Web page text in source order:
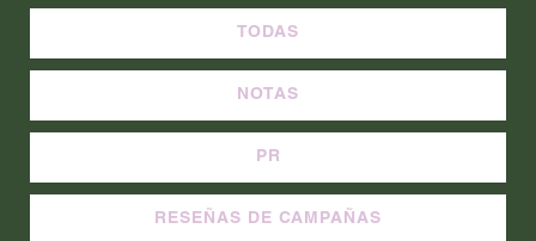
TODAS
NOTAS
PR
RESEÑAS DE CAMPAÑAS